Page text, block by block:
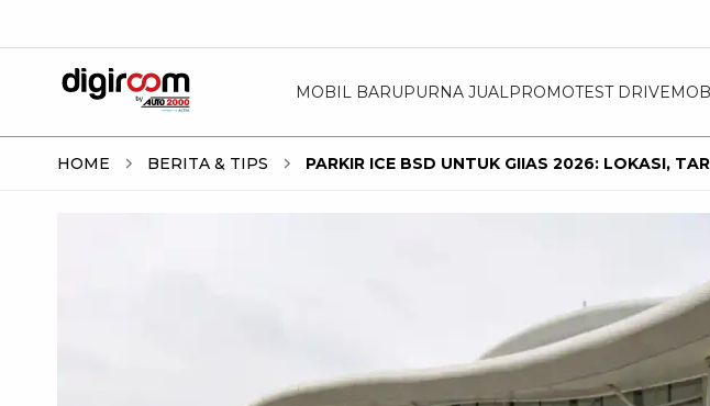
MOBIL BARUPURNA JUAL PROMOTEST DRIVE
HOME BERITA & TIPS PARKIR ICE BSD UNTUK GIIAS 2026: LOKASI,